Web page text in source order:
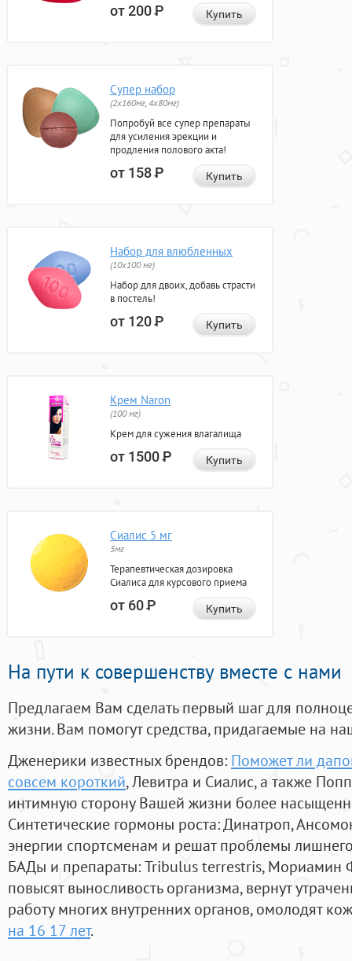
от 200Р Купить
Супер набор
(2х160мг, 4х80мг)
Попробуй все супер препараты
для усиления эрекции и
продления полового акта!
от 158Р Купить
Набор для влюбленных
(10х100 мг)
Набор для двоих, добавь страсти
в постель!
от 120Р Купить
Крем Naron
(100 мг)
Крем для сужения влагалища
от 1500Р Купить
Сиалис 5 мг
5мг
Терапевтическая дозировка
Сиалиса для курсового приема
от 60Р Купить
На пути к совершенству вместе с нами
Предлагаем Вам сделать первый шаг для
жизни. Вам помогут средства, придагаемые на
Дженерики известных брендов: Поможет ли
совсем короткий, Левитра и Сиалис, а также
интимную сторону Вашей жизни более
Синтетические гормоны роста: Динатроп,
энергии спортсменам и решат проблемы
БАДы и препараты:Tribulus terrestris, Мориамин
повысят выносливость организма, вернут
работу многих внутренних органов, омолодят
на 16 17 лет.